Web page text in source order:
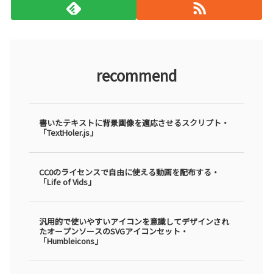
recommend
書いたテキストに背景画像を適応させるスクリプト・
「TextHoler.js」
CC0のライセンスで自由に使える動画を配布する・
「Life of Vids」
汎用的で使いやすいアイコンを意識してデザインされ
たオープンソースのSVGアイコンセット・
「Humbleicons」